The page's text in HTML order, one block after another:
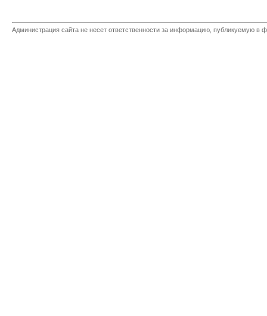
Администрация сайта не несет ответственности за информацию, публикуемую